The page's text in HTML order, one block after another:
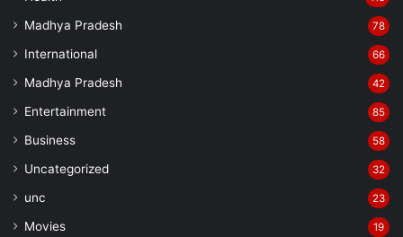
Madhya Pradesh 78
International 66
Madhya Pradesh 42
Entertainment 85
Business 58
Uncategorized 32
unc 23
Movies 19